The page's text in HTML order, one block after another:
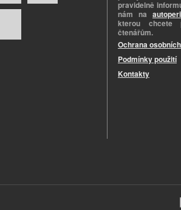
pravidelně
nám na
kterou chcete
čtenářům.
Ochrana
Podmínky použití
Kontakty